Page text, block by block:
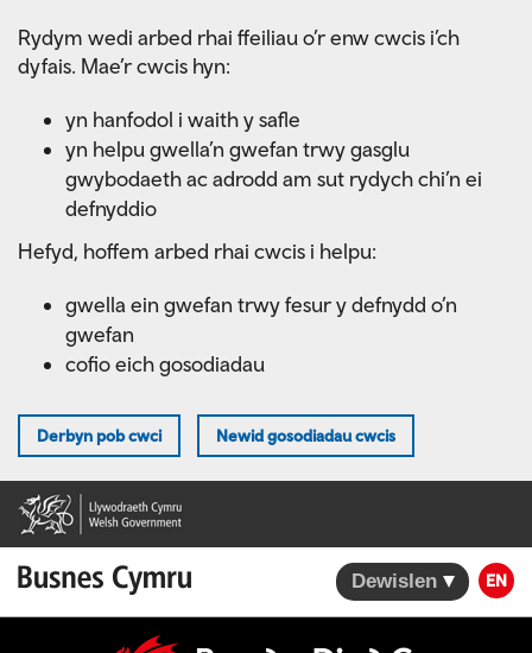
main
Rydym wedi arbed rhai ffeiliau o’r enw cwcis i’ch
dyfais. Mae’r cwcis hyn:
yn hanfodol i waith y safle
yn helpu gwella’n gwefan trwy gasglu
gwybodaeth ac adrodd am sut rydych chi’n ei
defnyddio
Hefyd, hoffem arbed rhai cwcis i helpu:
gwella ein gwefan trwy fesur y defnydd o’n
gwefan
cofio eich gosodiadau
Derbyn pob cwci Newid gosodiadau cwcis
Dewislen EN